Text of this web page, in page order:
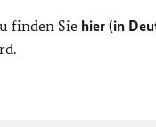
finden Sie hier (in